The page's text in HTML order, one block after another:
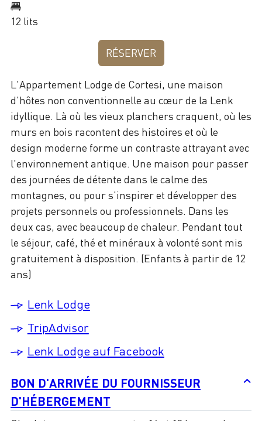
12 lits
RÉSERVER
L'Appartement Lodge de Cortesi, une maison
d'hôtes non conventionnelle au cœur de la Lenk
idyllique. Là où les vieux planchers craquent, où les
murs en bois racontent des histoires et où le
design moderne forme un contraste attrayant avec
l'environnement antique. Une maison pour passer
des journées de détente dans le calme des
montagnes, ou pour s'inspirer et développer des
projets personnels ou professionnels. Dans les
deux cas, avec beaucoup de chaleur. Pendant tout
le séjour, café, thé et minéraux à volonté sont mis
gratuitement à disposition. (Enfants à partir de 12
ans)
Lenk Lodge
TripAdvisor
Lenk Lodge auf Facebook
BON D'ARRIVÉE DU FOURNISSEUR
D'HÉBERGEMENT